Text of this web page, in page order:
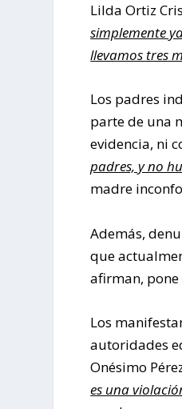
Lilda Ortiz
simplemente
llevamos tres
Los padres
parte de una
evidencia, ni
padres, y no
madre
Además,
que
afirman,
Los
autoridades
Onésimo
es una